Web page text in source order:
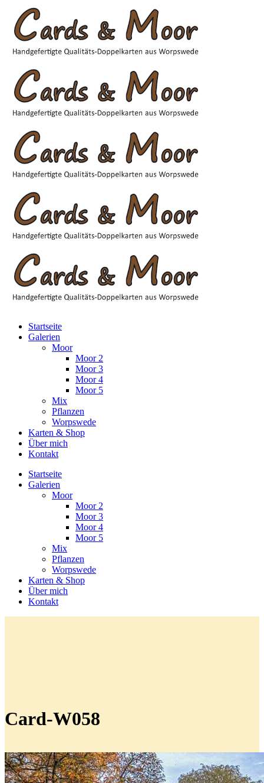
Startseite
Galerien
Moor
Moor 2
Moor 3
Moor 4
Moor 5
Mix
Pflanzen
Worpswede
Karten & Shop
Über mich
Kontakt
Startseite
Galerien
Moor
Moor 2
Moor 3
Moor 4
Moor 5
Mix
Pflanzen
Worpswede
Karten & Shop
Über mich
Kontakt
Card-W058